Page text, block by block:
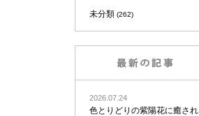
未分類 (262)
2026.07.24
色とりどりの紫陽花に癒され